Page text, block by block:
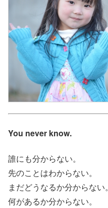
You never know.
誰にも分からない。
先のことはわからない。
まだどうなるか分からない。
何があるか分からない。